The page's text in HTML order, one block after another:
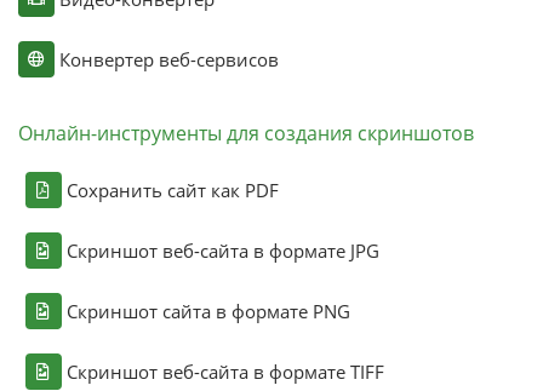
Конвертер веб-сервисов
Онлайн-инструменты для создания скриншотов
Сохранить сайт как PDF
Скриншот веб-сайта в формате JPG
Скриншот сайта в формате PNG
Скриншот веб-сайта в формате TIFF